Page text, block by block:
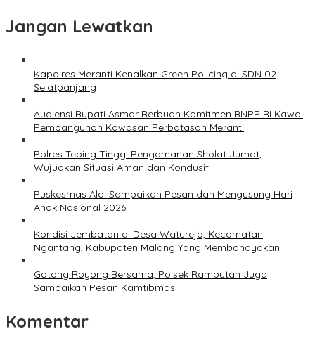
Jangan Lewatkan
Kapolres Meranti Kenalkan Green Policing di SDN 02
Selatpanjang
Audiensi Bupati Asmar Berbuah Komitmen BNPP RI Kawal
Pembangunan Kawasan Perbatasan Meranti
Polres Tebing Tinggi Pengamanan Sholat Jumat,
Wujudkan Situasi Aman dan Kondusif
Puskesmas Alai Sampaikan Pesan dan Mengusung Hari
Anak Nasional 2026
Kondisi Jembatan di Desa Waturejo, Kecamatan
Ngantang, Kabupaten Malang Yang Membahayakan
Gotong Royong Bersama, Polsek Rambutan Juga
Sampaikan Pesan Kamtibmas
Komentar